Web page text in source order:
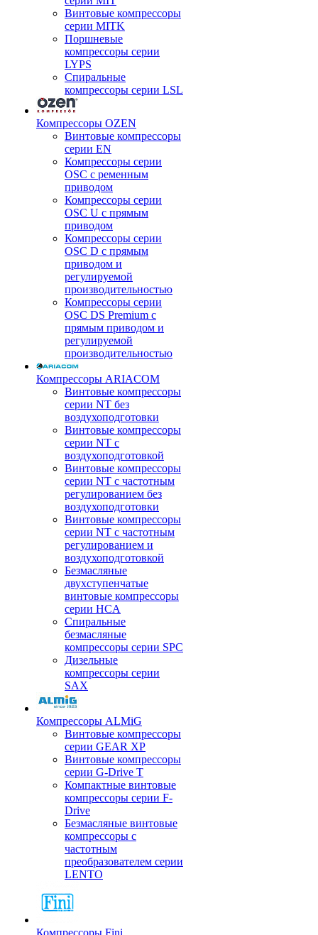
Винтовые компрессоры
серии MITK
Поршневые
компрессоры серии
LYPS
Спиральные
компрессоры серии LSL
Компрессоры OZEN
Винтовые компрессоры
серии EN
Компрессоры серии
OSC с ременным
приводом
Компрессоры серии
OSC U с прямым
приводом
Компрессоры серии
OSC D с прямым
приводом и
регулируемой
производительностью
Компрессоры серии
OSC DS Premium с
прямым приводом и
регулируемой
производительностью
Компрессоры ARIACOM
Винтовые компрессоры
серии NT без
воздухоподготовки
Винтовые компрессоры
серии NT c
воздухоподготовкой
Винтовые компрессоры
серии NT с частотным
регулированием без
воздухоподготовки
Винтовые компрессоры
серии NT с частотным
регулированием и
воздухоподготовкой
Безмасляные
двухступенчатые
винтовые компрессоры
серии HCA
Спиральные
безмасляные
компрессоры серии SPC
Дизельные
компрессоры серии
SAX
Компрессоры ALMiG
Винтовые компрессоры
серии GEAR XP
Винтовые компрессоры
серии G-Drive T
Компактные винтовые
компрессоры серии F-
Drive
Безмасляные винтовые
компрессоры с
частотным
преобразователем серии
LENTO
Компрессоры Fini